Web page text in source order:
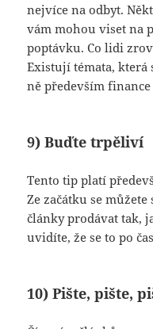
nejvíce na odbyt.
vám mohou viset na
poptávku. Co lidi
Existují témata, která
ně především
9) Buďte trpěliví
Tento tip platí
Ze začátku se
články prodávat tak,
uvidíte, že se to po
10) Pište, pište,